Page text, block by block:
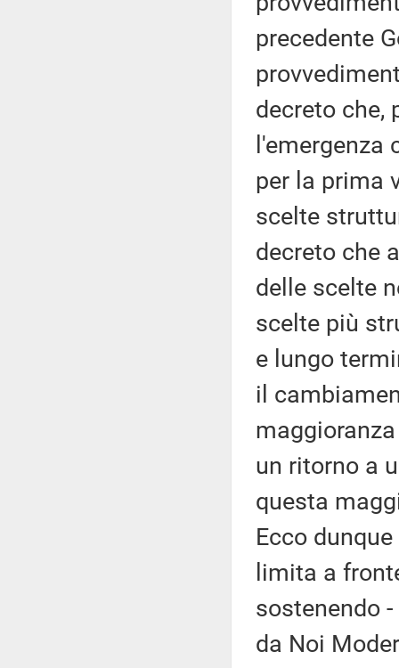
precedente
decreto che,
per la prima
scelte
decreto che
delle scelte
scelte più
e lungo
il
un ritorno a
questa
Ecco
limita a
sostenendo
da Noi